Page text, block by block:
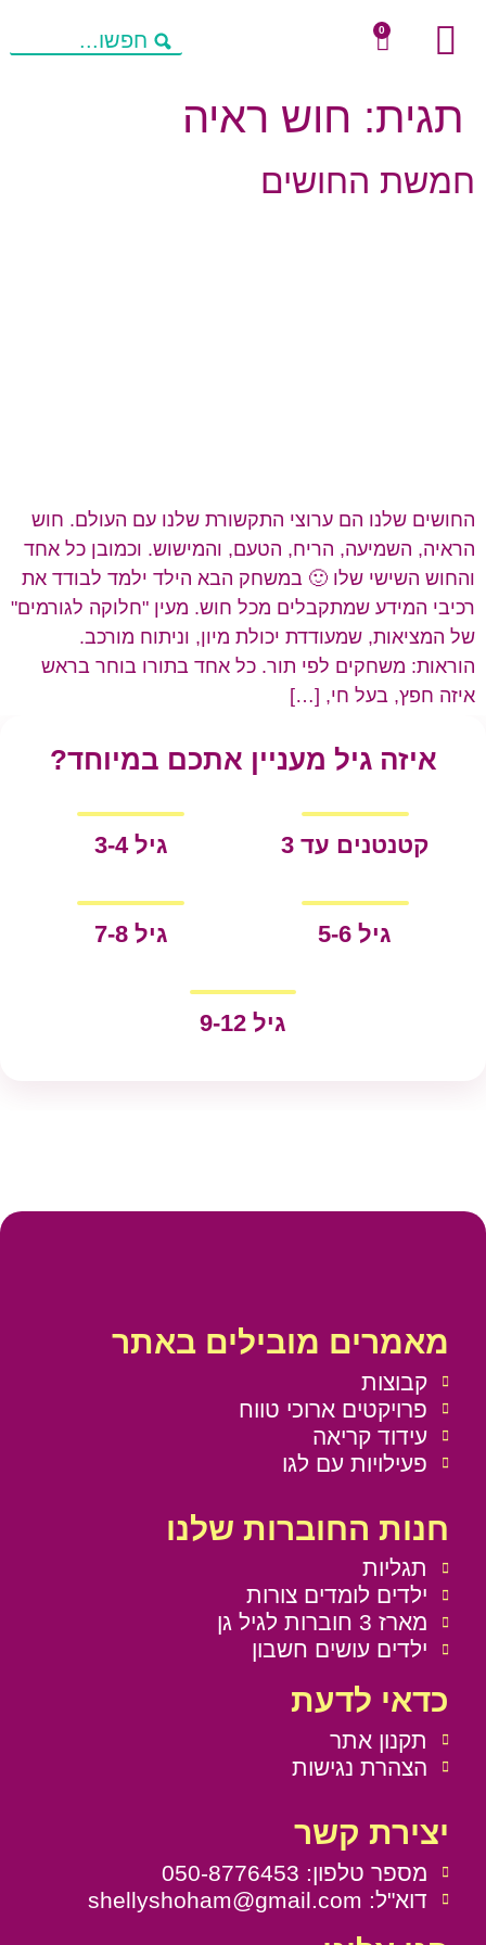
0
תגית: חוש ראיה
חמשת החושים
החושים שלנו הם ערוצי התקשורת שלנו עם העולם. חוש
הראיה, השמיעה, הריח, הטעם, והמישוש. וכמובן כל אחד
והחוש השישי שלו 🙂 במשחק הבא הילד ילמד לבודד את
רכיבי המידע שמתקבלים מכל חוש. מעין "חלוקה לגורמים"
של המציאות, שמעודדת יכולת מיון, וניתוח מורכב.
הוראות: משחקים לפי תור. כל אחד בתורו בוחר בראש
איזה חפץ, בעל חי, […]
איזה גיל מעניין אתכם במיוחד?
קטנטנים עד 3 גיל 3-4
גיל 5-6 גיל 7-8
גיל 9-12
מאמרים מובילים באתר
קבוצות
פרויקטים ארוכי טווח
עידוד קריאה
פעילויות עם לגו
חנות החוברות שלנו
תגליות
ילדים לומדים צורות
מארז 3 חוברות לגיל גן
ילדים עושים חשבון
כדאי לדעת
תקנון אתר
הצהרת נגישות
יצירת קשר
מספר טלפון: 050-8776453
דוא"ל: shellyshoham@gmail.com